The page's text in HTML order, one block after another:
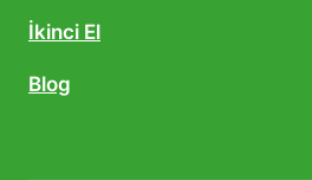
İkinci El
Blog